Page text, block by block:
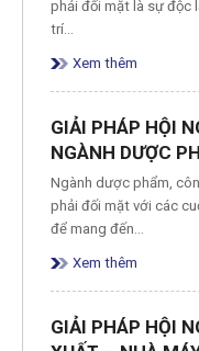
phải đối mặt là sự độc
trí…
Xem thêm
GIẢI PHÁP HỘI
NGÀNH DƯỢC
Ngành dược phẩm,
phải đối mặt với các
để mang đến…
Xem thêm
GIẢI PHÁP HỘI